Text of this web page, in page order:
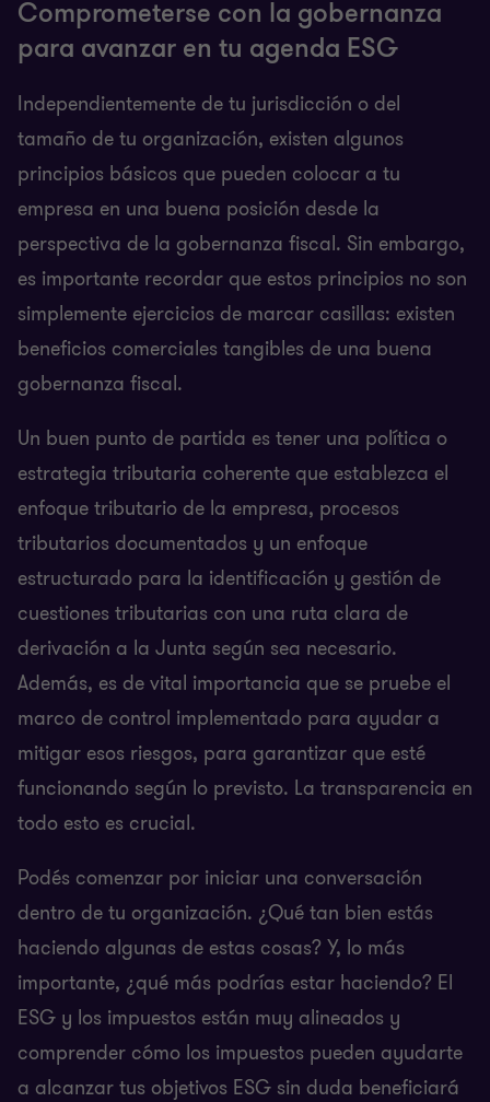
Comprometerse con la gobernanza
para avanzar en tu agenda ESG
Independientemente de tu jurisdicción o del
tamaño de tu organización, existen algunos
principios básicos que pueden colocar a tu
empresa en una buena posición desde la
perspectiva de la gobernanza fiscal. Sin embargo,
es importante recordar que estos principios no son
simplemente ejercicios de marcar casillas: existen
beneficios comerciales tangibles de una buena
gobernanza fiscal.
Un buen punto de partida es tener una política o
estrategia tributaria coherente que establezca el
enfoque tributario de la empresa, procesos
tributarios documentados y un enfoque
estructurado para la identificación y gestión de
cuestiones tributarias con una ruta clara de
derivación a la Junta según sea necesario.
Además, es de vital importancia que se pruebe el
marco de control implementado para ayudar a
mitigar esos riesgos, para garantizar que esté
funcionando según lo previsto. La transparencia en
todo esto es crucial.
Podés comenzar por iniciar una conversación
dentro de tu organización. ¿Qué tan bien estás
haciendo algunas de estas cosas? Y, lo más
importante, ¿qué más podrías estar haciendo? El
ESG y los impuestos están muy alineados y
comprender cómo los impuestos pueden ayudarte
a alcanzar tus objetivos ESG sin duda beneficiará